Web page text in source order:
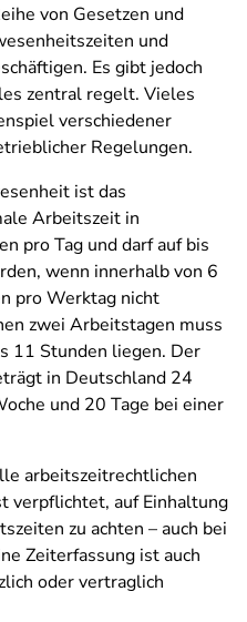
von Gesetzen und
und
Es gibt jedoch
zentral regelt. Vieles
verschiedener
Regelungen.
ist das
Arbeitszeit in
pro Tag und darf auf bis
wenn innerhalb von 6
pro Werktag nicht
zwei Arbeitstagen muss
11 Stunden liegen. Der
in Deutschland 24
und 20 Tage bei einer
arbeitszeitrechtlichen
verpflichtet, auf Einhaltung
zu achten – auch bei
Zeiterfassung ist auch
oder vertraglich